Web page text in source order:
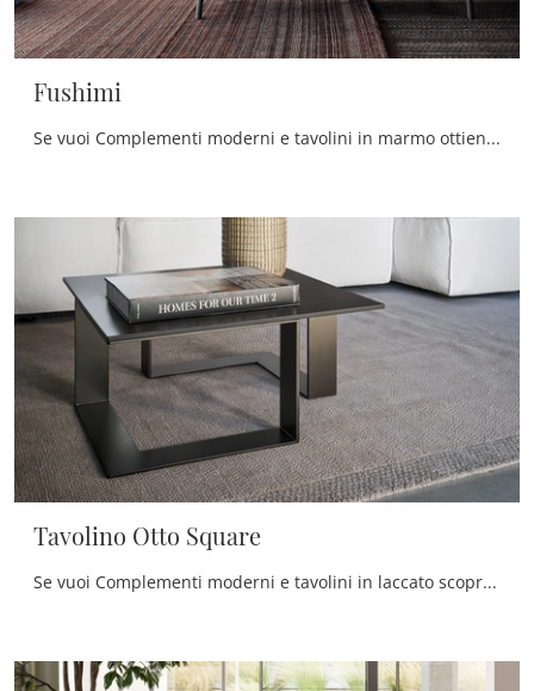
Fushimi
Se vuoi Complementi moderni e tavolini in marmo ottieni informazioni sul modello Fushimi del marchio Pianca.
Tavolino Otto Square
Se vuoi Complementi moderni e tavolini in laccato scopri di più sul modello Tavolino Otto Square del marchio Twils.